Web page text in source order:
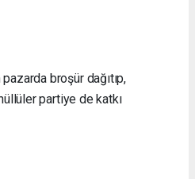
broşür dağıtıp,
partiye de katkı